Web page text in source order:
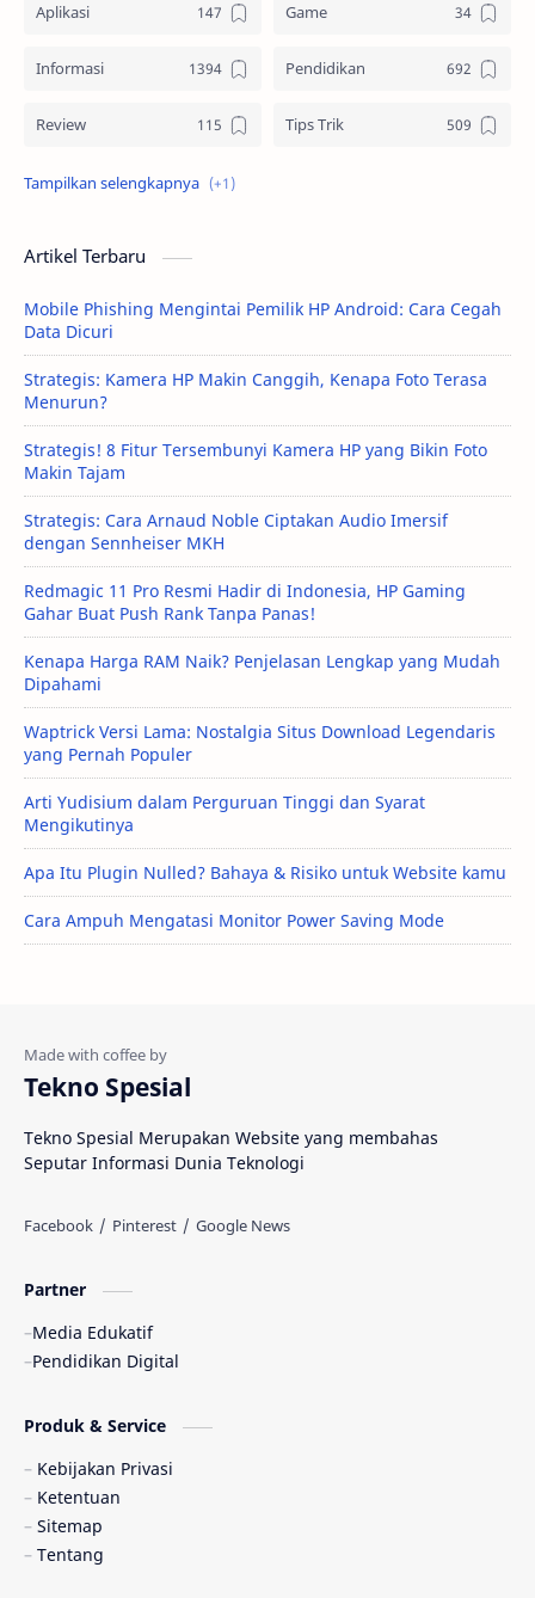
Aplikasi Game
Informasi Pendidikan
Review Tips Trik
Tutorial
Artikel Terbaru
Mobile Phishing Mengintai Pemilik HP Android: Cara Cegah
Data Dicuri
Strategis: Kamera HP Makin Canggih, Kenapa Foto Terasa
Menurun?
Strategis! 8 Fitur Tersembunyi Kamera HP yang Bikin Foto
Makin Tajam
Strategis: Cara Arnaud Noble Ciptakan Audio Imersif
dengan Sennheiser MKH
Redmagic 11 Pro Resmi Hadir di Indonesia, HP Gaming
Gahar Buat Push Rank Tanpa Panas!
Kenapa Harga RAM Naik? Penjelasan Lengkap yang Mudah
Dipahami
Waptrick Versi Lama: Nostalgia Situs Download Legendaris
yang Pernah Populer
Arti Yudisium dalam Perguruan Tinggi dan Syarat
Mengikutinya
Apa Itu Plugin Nulled? Bahaya & Risiko untuk Website kamu
Cara Ampuh Mengatasi Monitor Power Saving Mode
Tekno Spesial
Tekno Spesial Merupakan Website yang membahas
Seputar Informasi Dunia Teknologi
Partner
Media Edukatif
Pendidikan Digital
Produk & Service
Kebijakan Privasi
Ketentuan
Sitemap
Tentang